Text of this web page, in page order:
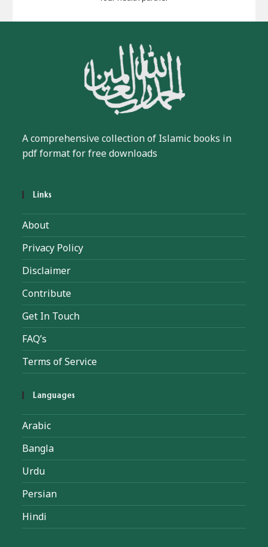
A comprehensive collection of Islamic books in
pdf format for free downloads
Links
About
Privacy Policy
Disclaimer
Contribute
Get In Touch
FAQ’s
Terms of Service
Languages
Arabic
Bangla
Urdu
Persian
Hindi